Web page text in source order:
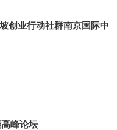
创业行动社群南京国际中
峰论坛